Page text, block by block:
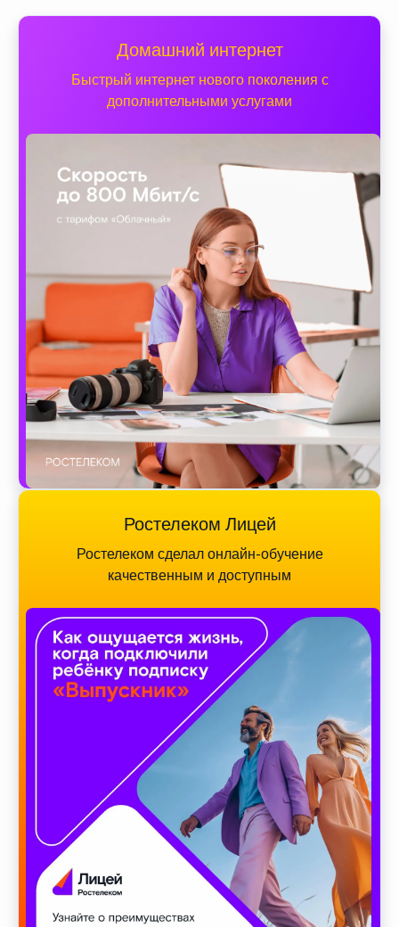
Домашний интернет
Быстрый интернет нового поколения с
дополнительными услугами
Ростелеком Лицей
Ростелеком сделал онлайн-обучение
качественным и доступным